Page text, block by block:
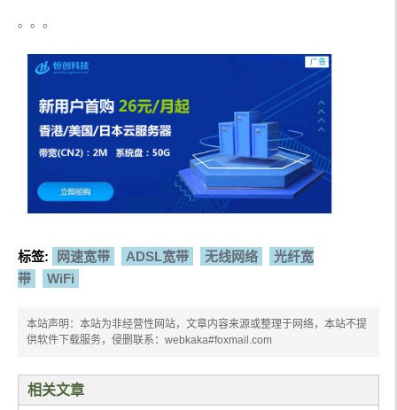
。。。
标签: 网速宽带 ADSL宽带 无线网络
光纤宽
带
WiFi
本站声明：本站为非经营性网站，文章内容来源或整理于网络，本站不提
供软件下载服务，侵删联系：webkaka#foxmail.com
相关文章